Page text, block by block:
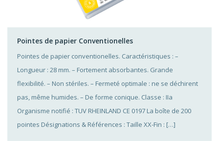
Pointes de papier Conventionelles
Pointes de papier conventionelles. Caractéristiques : –
Longueur : 28 mm. – Fortement absorbantes. Grande
flexibilité. – Non stériles. – Fermeté optimale : ne se déchirent
pas, même humides. – De forme conique. Classe : IIa
Organisme notifié : TUV RHEINLAND CE 0197 La boîte de 200
pointes Désignations & Références : Taille XX-Fin : […]